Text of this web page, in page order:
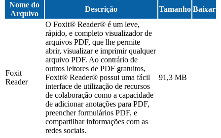
Nome do
Arquivo
Descrição Tamanho Baixar
Foxit
Reader
O Foxit® Reader® é um leve,
rápido, e completo visualizador de
arquivos PDF, que lhe permite
abrir, visualizar e imprimir qualquer
arquivo PDF. Ao contrário de
outros leitores de PDF gratuitos,
Foxit® Reader® possui uma fácil
interface de utilização de recursos
de colaboração como a capacidade
de adicionar anotações para PDF,
preencher formulários PDF, e
compartilhar informações com as
redes sociais.
91,3 MB